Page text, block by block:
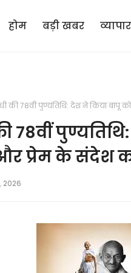
होम बड़ी खबर व्यापार
की 78वीं पुण्यतिथि: देश ने किया
78वीं
प्रेम के संदेश
2026